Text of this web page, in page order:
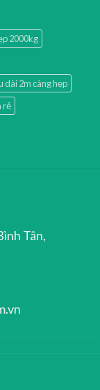
2000kg
dài 2m càng hẹp
rẻ
Tân,